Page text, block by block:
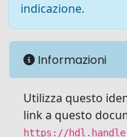
indicazione.
Informazioni
Utilizza questo
link a questo
https://